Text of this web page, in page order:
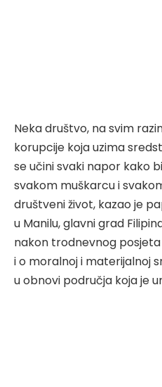
Neka društvo, na svim
korupcije koja uzima
se učini svaki napor kako
svakom muškarcu i
društveni život, kazao je
u Manilu, glavni grad
nakon trodnevnog posjeta
i o moralnoj i materijalnoj
u obnovi područja koja je